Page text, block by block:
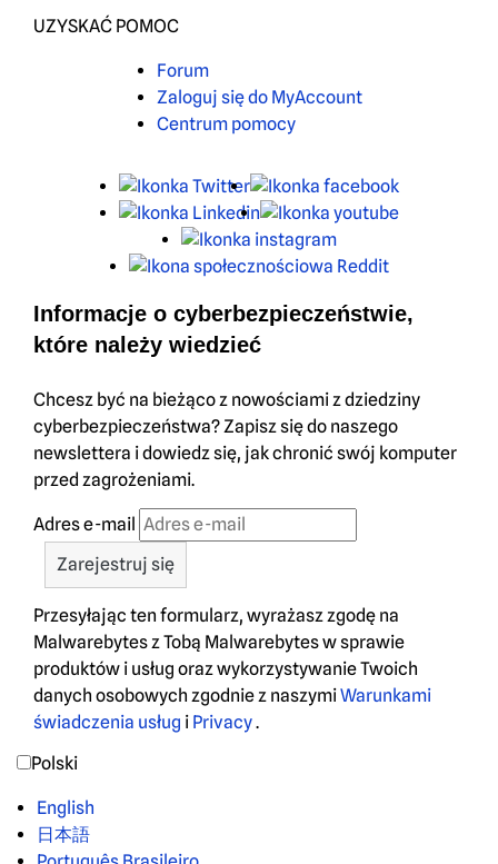
UZYSKAĆ POMOC
Forum
Zaloguj się do MyAccount
Centrum pomocy
X
Facebook
LinkedIn
Youtube
Instagram
Reddit
Informacje o cyberbezpieczeństwie,
które należy wiedzieć
Chcesz być na bieżąco z nowościami z dziedziny
cyberbezpieczeństwa? Zapisz się do naszego
newslettera i dowiedz się, jak chronić swój komputer
przed zagrożeniami.
Adres e-mail
Przesyłając ten formularz, wyrażasz zgodę na
Malwarebytes z Tobą Malwarebytes w sprawie
produktów i usług oraz wykorzystywanie Twoich
danych osobowych zgodnie z naszymiWarunkami
świadczenia usług i Privacy.
Polski
English
日本語